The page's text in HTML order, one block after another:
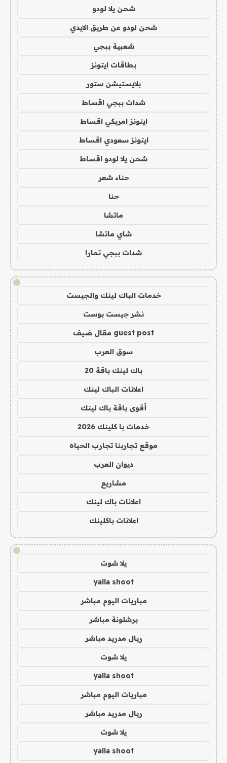
شحن يلا لودو
شحن لودو عن طريق الايدي
شعبية ببجي
بطاقات ايتونز
بلايستيشن ستور
شدات ببجي اقساط
ايتونز امريكي اقساط
ايتونز سعودي اقساط
شحن يلا لودو اقساط
حناء شعر
حنا
ماتشا
شاي ماتشا
شدات ببجي تمارا
!
خدمات الباك لينك والجيست
نشر جيست بوست
guest post مقال ضيف
سوق العرب
باك لينك باقة 20
اعلانات الباك لينك
أقوى باقة باك لينك
خدمات با كلينك 2026
موقع تجاربنا تجارب الحياه
ديوان العرب
مشاريع
اعلانات باك لينك
اعلانات باكلينك
!
يلا شوت
yalla shoot
مباريات اليوم مباشر
برشلونة مباشر
ريال مدريد مباشر
يلا شوت
yalla shoot
مباريات اليوم مباشر
ريال مدريد مباشر
يلا شوت
yalla shoot